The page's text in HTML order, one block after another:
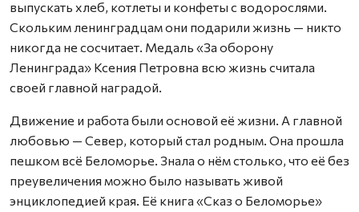
выпускать хлеб, котлеты и конфеты с водорослями.
Скольким ленинградцам они подарили жизнь — никто
никогда не сосчитает. Медаль «За оборону
Ленинграда» Ксения Петровна всю жизнь считала
своей главной наградой.
Движение и работа были основой её жизни. А главной
любовью — Север, который стал родным. Она прошла
пешком всё Беломорье. Знала о нём столько, что её без
преувеличения можно было называть живой
энциклопедией края. Её книга «Сказ о Беломорье»